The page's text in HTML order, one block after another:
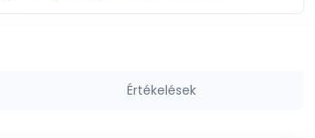
Értékelések